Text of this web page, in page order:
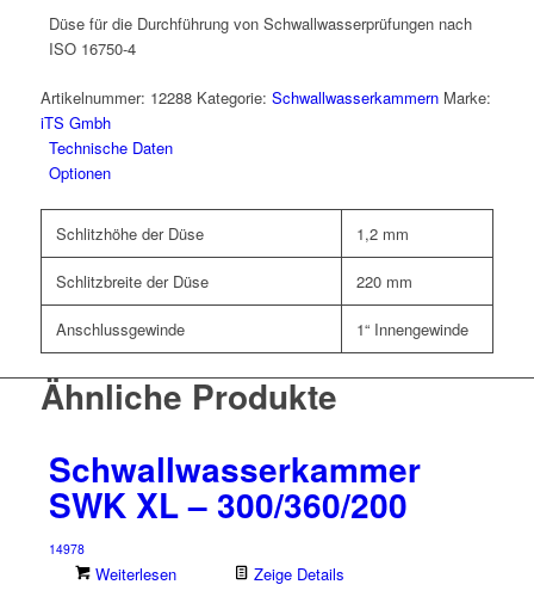
Düse für die Durchführung von Schwallwasserprüfungen nach
ISO 16750-4
Artikelnummer: 12288 Kategorie: Schwallwasserkammern Marke:
iTS Gmbh
Technische Daten
Optionen
Schlitzhöhe der Düse 1,2 mm
Schlitzbreite der Düse 220 mm
Anschlussgewinde 1“ Innengewinde
Ähnliche Produkte
Schwallwasserkammer
SWK XL – 300/360/200
14978
Weiterlesen Zeige Details